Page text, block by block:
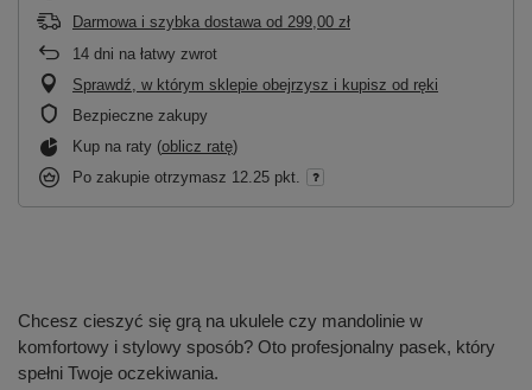
Darmowa i szybka dostawa od 299,00 zł
14 dni na łatwy zwrot
Sprawdź, w którym sklepie obejrzysz i kupisz od ręki
Bezpieczne zakupy
Kup na raty (oblicz ratę)
Po zakupie otrzymasz 12.25 pkt.
Chcesz cieszyć się grą na ukulele czy mandolinie w
komfortowy i stylowy sposób? Oto profesjonalny pasek, który
spełni Twoje oczekiwania.